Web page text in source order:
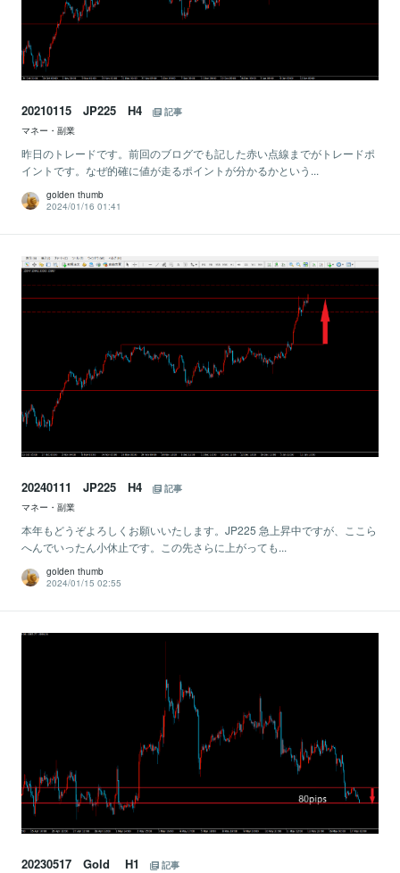
20210115 JP225 H4
記事
マネー・副業
昨日のトレードです。前回のブログでも記した赤い点線までがトレードポ
イントです。なぜ的確に値が走るポイントが分かるかという...
golden thumb
2024/01/16 01:41
20240111 JP225 H4
記事
マネー・副業
本年もどうぞよろしくお願いいたします。JP225 急上昇中ですが、ここら
へんでいったん小休止です。この先さらに上がっても...
golden thumb
2024/01/15 02:55
20230517 Gold H1
記事